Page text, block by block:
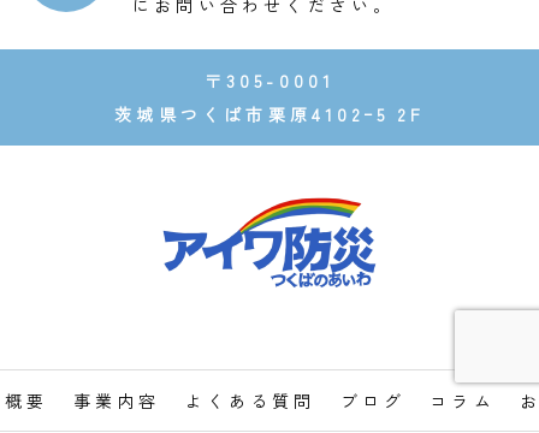
にお問い合わせください。
〒305-0001
茨城県つくば市栗原4102ｰ5 2F
要 事業内容 よくある質問 ブログ コラム